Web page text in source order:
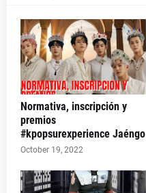
Normativa, inscripción y
premios
#kpopsurexperience Jaéngo
October 19, 2022